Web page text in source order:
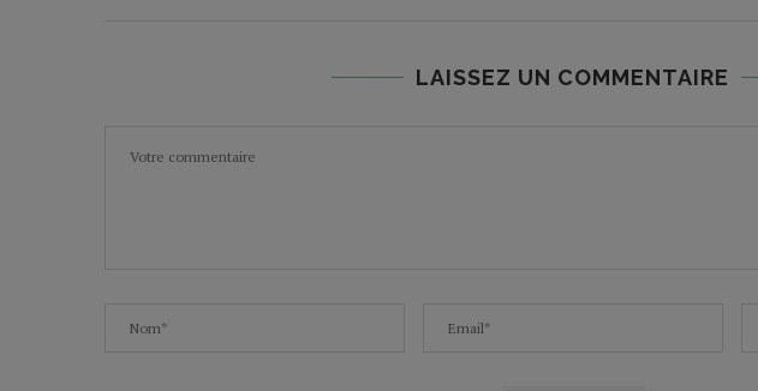
LAISSEZ UN COMMENTAIRE